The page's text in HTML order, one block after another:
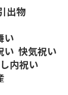
出物
い
い 快気祝い
内祝い